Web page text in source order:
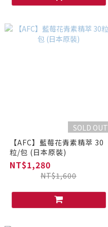
SOLD OUT
【AFC】藍莓花青素精萃 30
粒/包 (日本原裝)
NT$1,280
NT$1,600